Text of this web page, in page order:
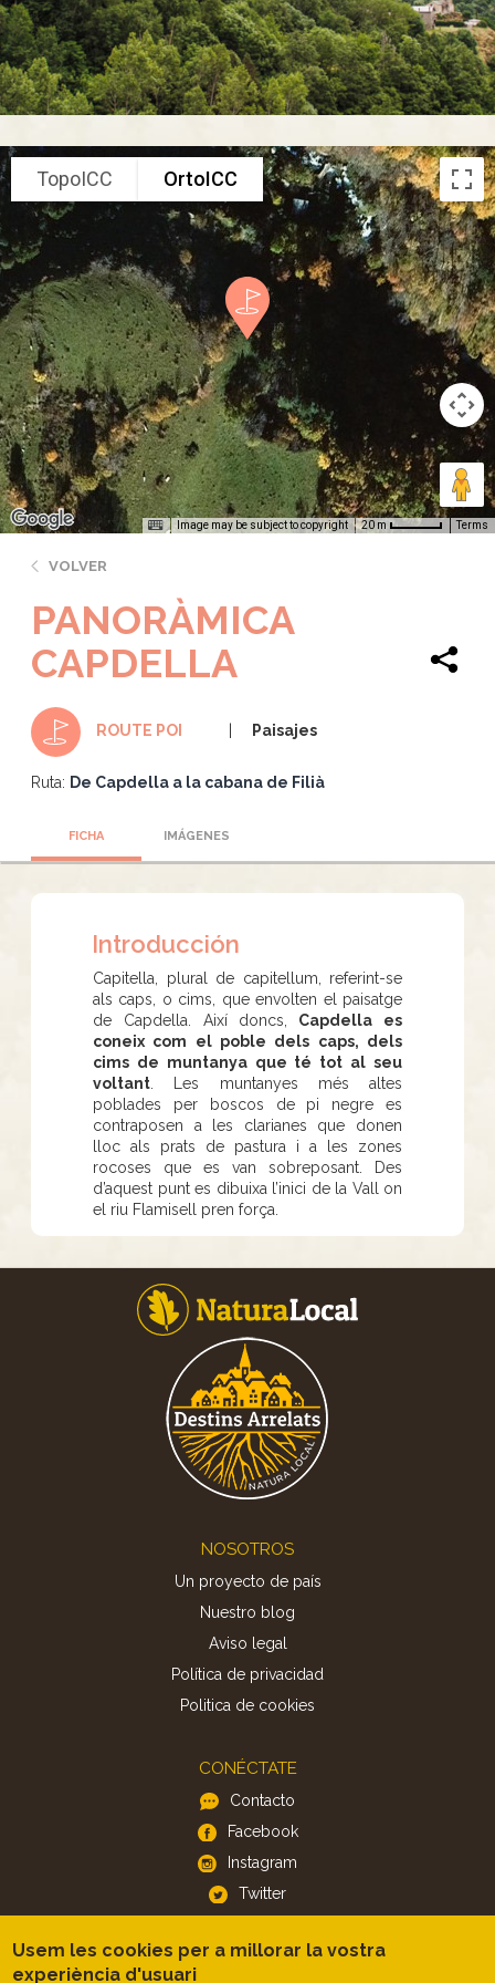
TopoICC OrtoICC
Image may be subject to copyright 20 m Terms
VOLVER
PANORÀMICA
CAPDELLA
ROUTE POI Paisajes
Ruta: De Capdella a la cabana de Filià
FICHA IMÁGENES
Introducción
Capitella, plural de capitellum, referint-se
als caps, o cims, que envolten el paisatge
de Capdella. Així doncs,
Capdella es
coneix com el poble dels caps, dels
cims de muntanya que té tot al seu
voltant . Les muntanyes més altes
poblades per boscos de pi negre es
contraposen a les clarianes que donen
lloc als prats de pastura i a les zones
rocoses que es van sobreposant. Des
d’aquest punt es dibuixa l’inici de la Vall on
el riu Flamisell pren força.
NOSOTROS
Un proyecto de país
Nuestro blog
Aviso legal
Política de privacidad
Politica de cookies
CONÉCTATE
Contacto
Facebook
Instagram
Twitter
APP
Usem les cookies per a millorar la vostra
experiència d'usuari